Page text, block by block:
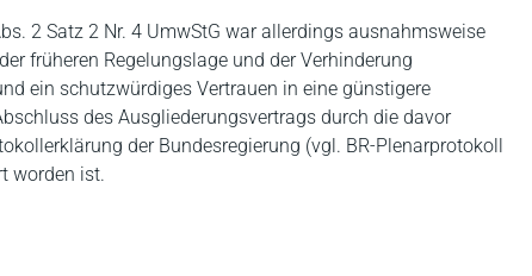
2 Satz 2 Nr. 4 UmwStG war allerdings ausnahmsweise
früheren Regelungslage und der Verhinderung
ein schutzwürdiges Vertrauen in eine günstigere
des Ausgliederungsvertrags durch die davor
der Bundesregierung (vgl. BR-Plenarprotokoll
worden ist.